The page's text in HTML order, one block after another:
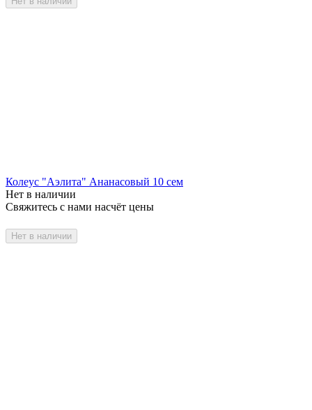
Колеус "Аэлита" Ананасовый 10 сем
Нет в наличии
Свяжитесь с нами насчёт цены
Нет в наличии